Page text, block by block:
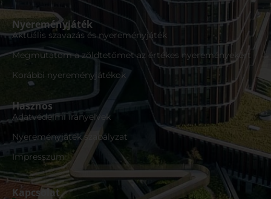
Nyereményjáték
Aktuális szavazás és nyereményjáték
Megmutatom a zöldtetőmet az értékes nyereményekért
Korábbi nyereményjátékok
Hasznos
Adatvédelmi irányelvek
Nyereményjáték szabályzat
Impresszum
Kapcsolat